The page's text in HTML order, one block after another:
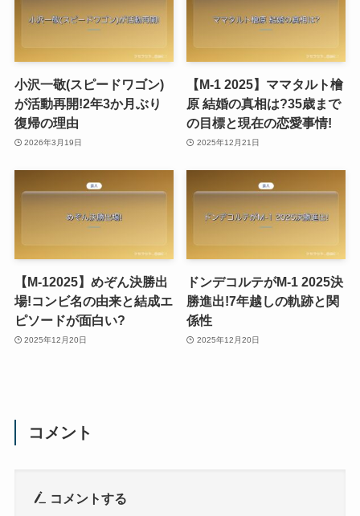
小沢一敬(スピードワゴン)
が活動再開!2年3か月ぶり
復帰の理由
2026年3月19日
【M-1 2025】ママタルト檜
原 結婚の真相は?35歳まで
の目標と現在の恋愛事情!
2025年12月21日
【M-12025】めぞん決勝出
場!コンビ名の由来と結成エ
ピソードが面白い?
2025年12月20日
ドンデコルテがM-1 2025決
勝進出!7年越しの軌跡と関
係性
2025年12月20日
コメント
コメントする